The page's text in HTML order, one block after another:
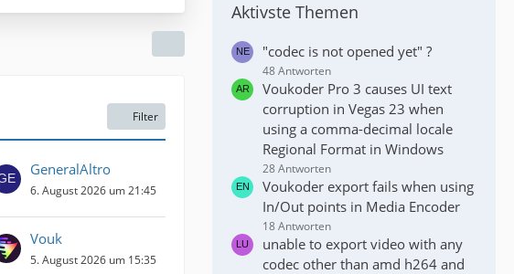
Filter
GeneralAltro
6. August 2026 um 21:45
Vouk
5. August 2026 um 15:35
Aktivste Themen
"codec is not opened yet" ?
48 Antworten
Voukoder Pro 3 causes UI text
corruption in Vegas 23 when
using a comma-decimal locale
Regional Format in Windows
28 Antworten
Voukoder export fails when using
In/Out points in Media Encoder
18 Antworten
unable to export video with any
codec other than amd h264 and